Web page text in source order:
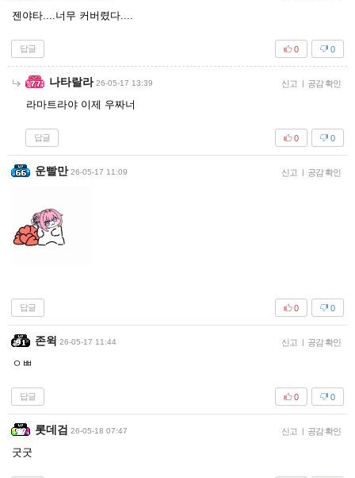
젠야타....너무 커버렸다....
답글 0
0
나타랄라 26-05-17 13:39 신고 | 공감 확인
라마트라야 이제 우짜너
답글 0
0
운빨만 26-05-17 11:09 신고 | 공감 확인
답글 0
0
존윅 26-05-17 11:44 신고 | 공감 확인
ㅇㅃ
답글 0
0
롯데검 26-05-18 07:47 신고 | 공감 확인
굿굿